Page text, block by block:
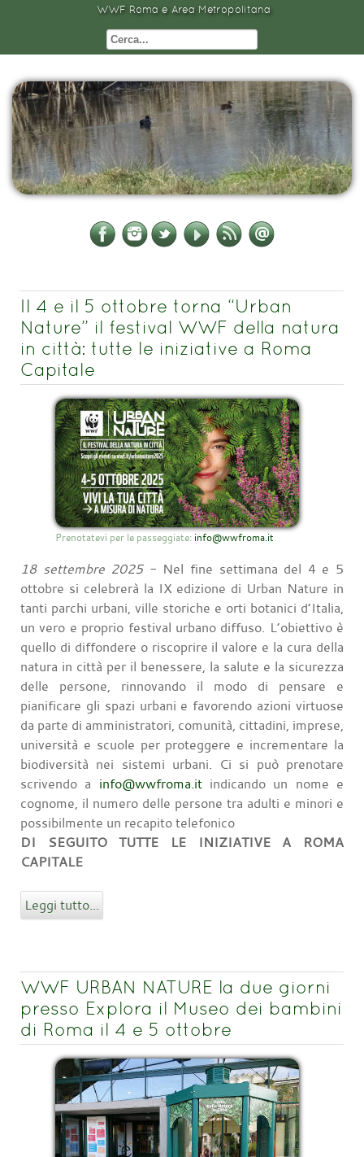
WWF Roma e Area Metropolitana
Il 4 e il 5 ottobre torna “Urban
Nature” il festival WWF della natura
in città: tutte le iniziative a Roma
Capitale
Prenotatevi per le passeggiate: info@wwfroma.it
18 settembre 2025- Nel fine settimana del 4 e 5
ottobre si celebrerà la IX edizione di Urban Nature in
tanti parchi urbani, ville storiche e orti botanici d’Italia,
un vero e proprio festival urbano diffuso. L’obiettivo è
quello di diffondere o riscoprire il valore e la cura della
natura in città per il benessere, la salute e la sicurezza
delle persone, rinnovando il modo di pensare e
pianificare gli spazi urbani e favorendo azioni virtuose
da parte di amministratori, comunità, cittadini, imprese,
università e scuole per proteggere e incrementare la
biodiversità nei sistemi urbani. Ci si può prenotare
scrivendo a info@wwfroma.itindicando un nome e
cognome, il numero delle persone tra adulti e minori e
possibilmente un recapito telefonico
DI SEGUITO TUTTE LE INIZIATIVE A ROMA
CAPITALE
Leggi tutto...
WWF URBAN NATURE la due giorni
presso Explora il Museo dei bambini
di Roma il 4 e 5 ottobre